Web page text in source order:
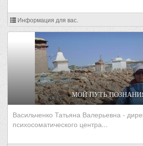
Информация для вас.
МОЙ ПУТЬ
Васильченко Татьяна Валерьевна -
психосоматического центра...